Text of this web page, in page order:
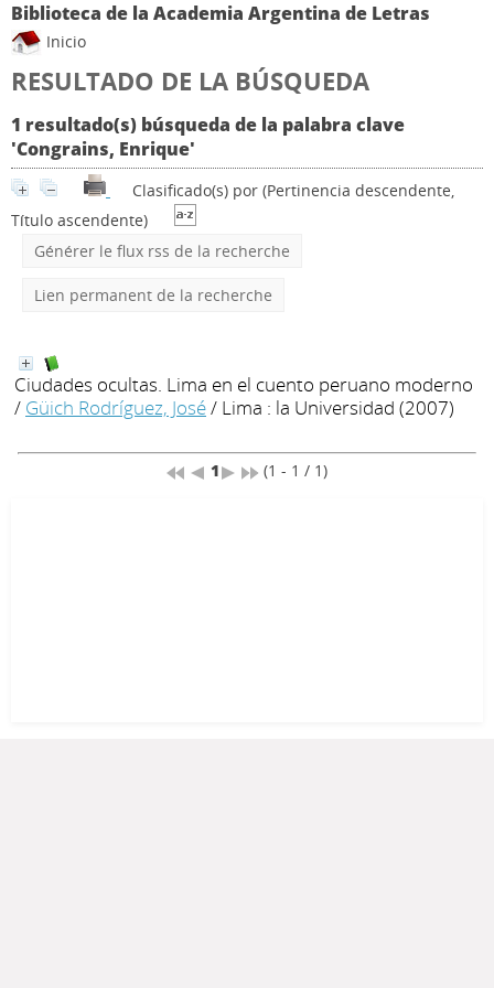
Biblioteca de la Academia Argentina de Letras
Inicio
RESULTADO DE LA BÚSQUEDA
1 resultado(s) búsqueda de la palabra clave
'Congrains, Enrique'
Clasificado(s) por (Pertinencia descendente,
Título ascendente)
Générer le flux rss de la recherche
Lien permanent de la recherche
Ciudades ocultas. Lima en el cuento peruano moderno
/ Güich Rodríguez, José/ Lima : la Universidad (2007)
1 (1 - 1 / 1)